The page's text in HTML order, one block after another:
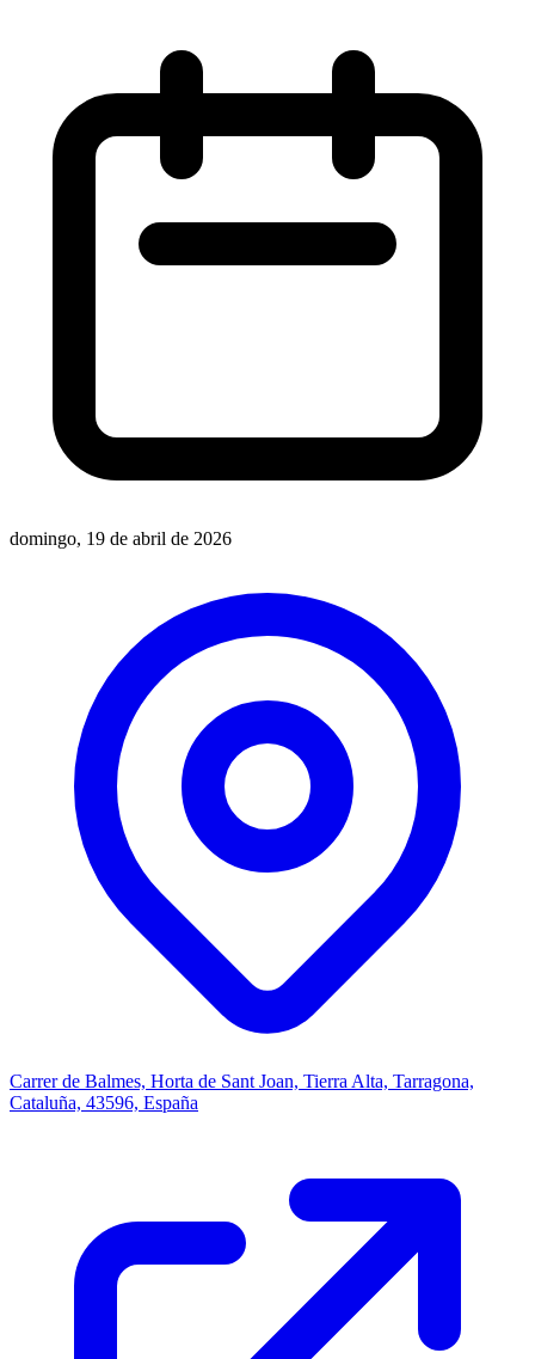
domingo, 19 de abril de 2026
Carrer de Balmes, Horta de Sant Joan, Tierra Alta, Tarragona,
Cataluña, 43596, España